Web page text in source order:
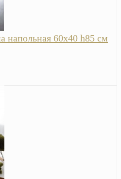
напольная 60х40 h85 см